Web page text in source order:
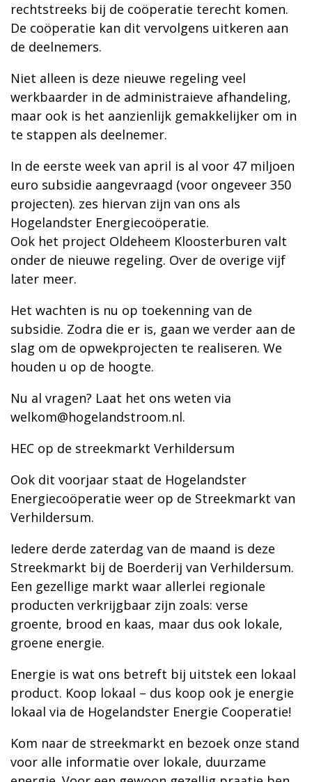
rechtstreeks bij de coöperatie terecht komen.
De coöperatie kan dit vervolgens uitkeren aan
de deelnemers.
Niet alleen is deze nieuwe regeling veel
werkbaarder in de administraieve afhandeling,
maar ook is het aanzienlijk gemakkelijker om in
te stappen als deelnemer.
In de eerste week van april is al voor 47 miljoen
euro subsidie aangevraagd (voor ongeveer 350
projecten). zes hiervan zijn van ons als
Hogelandster Energiecoöperatie.
Ook het project Oldeheem Kloosterburen valt
onder de nieuwe regeling. Over de overige vijf
later meer.
Het wachten is nu op toekenning van de
subsidie. Zodra die er is, gaan we verder aan de
slag om de opwekprojecten te realiseren. We
houden u op de hoogte.
Nu al vragen? Laat het ons weten via
welkom@hogelandstroom.nl.
HEC op de streekmarkt Verhildersum
Ook dit voorjaar staat de Hogelandster
Energiecoöperatie weer op de Streekmarkt van
Verhildersum.
Iedere derde zaterdag van de maand is deze
Streekmarkt bij de Boerderij van Verhildersum.
Een gezellige markt waar allerlei regionale
producten verkrijgbaar zijn zoals: verse
groente, brood en kaas, maar dus ook lokale,
groene energie.
Energie is wat ons betreft bij uitstek een lokaal
product. Koop lokaal – dus koop ook je energie
lokaal via de Hogelandster Energie Cooperatie!
Kom naar de streekmarkt en bezoek onze stand
voor alle informatie over lokale, duurzame